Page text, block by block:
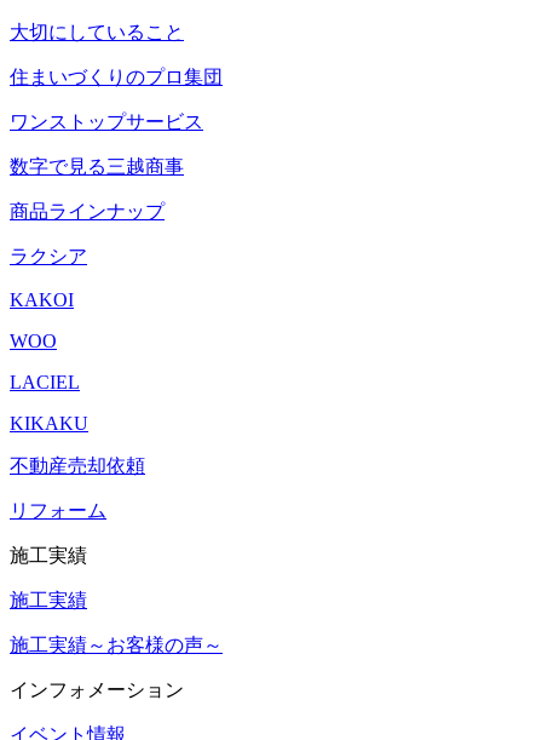
大切にしていること
住まいづくりのプロ集団
ワンストップサービス
数字で見る三越商事
商品ラインナップ
ラクシア
KAKOI
WOO
LACIEL
KIKAKU
不動産売却依頼
リフォーム
施工実績
施工実績
施工実績～お客様の声～
インフォメーション
イベント情報